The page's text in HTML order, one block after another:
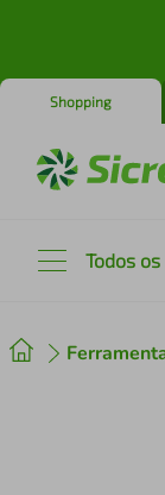
Shopping
Todos